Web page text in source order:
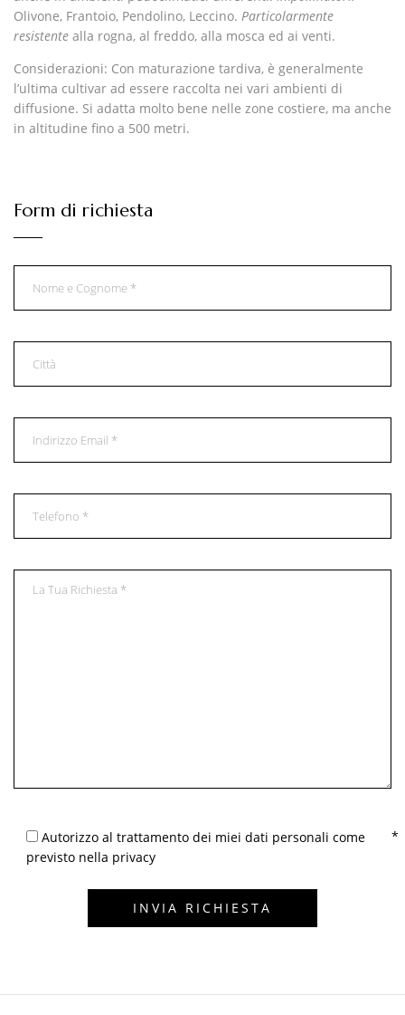
Olivone, Frantoio, Pendolino, Leccino. Particolarmente
resistente alla rogna, al freddo, alla mosca ed ai venti.
Considerazioni: Con maturazione tardiva, è generalmente
l’ultima cultivar ad essere raccolta nei vari ambienti di
diffusione. Si adatta molto bene nelle zone costiere, ma anche
in altitudine fino a 500 metri.
Form di richiesta
Autorizzo al trattamento dei miei dati personali come
previsto nella privacy